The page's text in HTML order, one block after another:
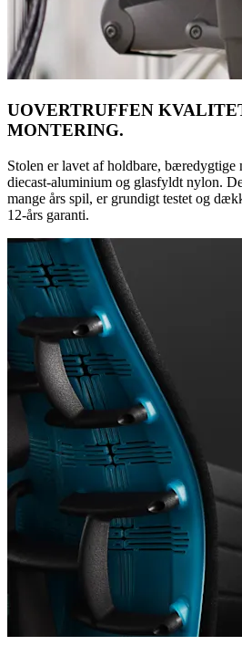
UOVERTRUFFEN
MONTERING.
Stolen er lavet af holdbare, bæredygtige
diecast-aluminium og glasfyldt nylon.
mange års spil, er grundigt testet og
12-års garanti.